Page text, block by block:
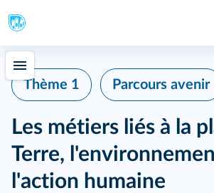
Thème 1 Parcours avenir
Les métiers liés à la
Terre,
l'action humaine